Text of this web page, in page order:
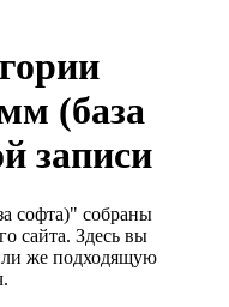
(база
записи
софта)" собраны
сайта. Здесь вы
же подходящую